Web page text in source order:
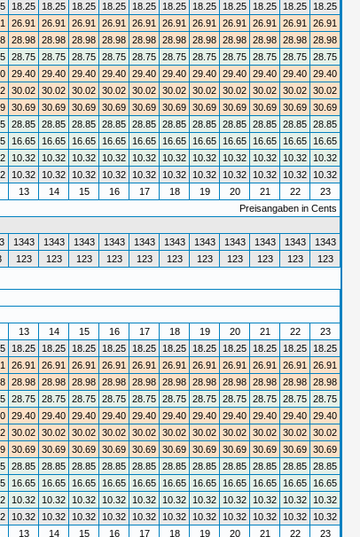
18.25 18.25 18.25 18.25 18.25 18.25 18.25 18.25 18.25 18.25
18.25
26.91 26.91 26.91 26.91 26.91 26.91 26.91 26.91 26.91 26.91
26.91
28.98 28.98 28.98 28.98 28.98 28.98 28.98 28.98 28.98 28.98 28.98
28.75 28.75 28.75 28.75 28.75 28.75 28.75 28.75 28.75 28.75 28.75
29.40 29.40 29.40 29.40 29.40 29.40 29.40 29.40 29.40 29.40 29.40
30.02 30.02 30.02 30.02 30.02 30.02 30.02 30.02 30.02 30.02 30.02
30.69 30.69 30.69 30.69 30.69 30.69 30.69 30.69 30.69 30.69 30.69
28.85 28.85 28.85 28.85 28.85 28.85 28.85 28.85 28.85 28.85 28.85
16.65 16.65 16.65 16.65 16.65 16.65 16.65 16.65 16.65 16.65
16.65
10.32 10.32 10.32 10.32 10.32 10.32 10.32 10.32 10.32 10.32
10.32
10.32 10.32 10.32 10.32 10.32 10.32 10.32 10.32 10.32 10.32
10.32
13 14 15 16 17 18 19 20 21 22
23
Preisangaben in Cents
1343 1343 1343 1343 1343 1343 1343 1343 1343 1343
1343
123 123 123 123 123 123 123 123 123 123 123
13 14 15 16 17 18 19 20 21 22
23
18.25 18.25 18.25 18.25 18.25 18.25 18.25 18.25 18.25 18.25
18.25
26.91 26.91 26.91 26.91 26.91 26.91 26.91 26.91 26.91 26.91
26.91
28.98 28.98 28.98 28.98 28.98 28.98 28.98 28.98 28.98 28.98 28.98
28.75 28.75 28.75 28.75 28.75 28.75 28.75 28.75 28.75 28.75 28.75
29.40 29.40 29.40 29.40 29.40 29.40 29.40 29.40 29.40 29.40 29.40
30.02 30.02 30.02 30.02 30.02 30.02 30.02 30.02 30.02 30.02 30.02
30.69 30.69 30.69 30.69 30.69 30.69 30.69 30.69 30.69 30.69 30.69
28.85 28.85 28.85 28.85 28.85 28.85 28.85 28.85 28.85 28.85 28.85
16.65 16.65 16.65 16.65 16.65 16.65 16.65 16.65 16.65 16.65
16.65
10.32 10.32 10.32 10.32 10.32 10.32 10.32 10.32 10.32 10.32
10.32
10.32 10.32 10.32 10.32 10.32 10.32 10.32 10.32 10.32 10.32
10.32
13 14 15 16 17 18 19 20 21 22 23